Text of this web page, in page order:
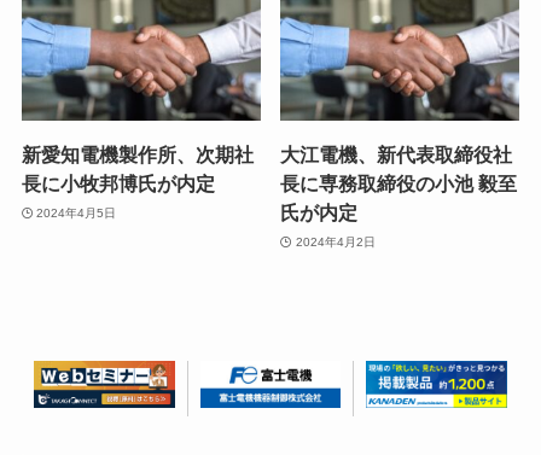
新愛知電機製作所、次期社
長に小牧邦博氏が内定
2024年4月5日
大江電機、新代表取締役社
長に専務取締役の小池 毅至
氏が内定
2024年4月2日